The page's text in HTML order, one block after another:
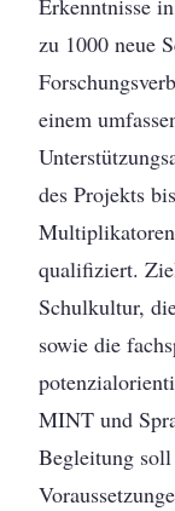
Erkenntnisse
zu 1000 neue
einem
des Projekts
qualifiziert.
Schulkultur,
sowie die
MINT und
Begleitung